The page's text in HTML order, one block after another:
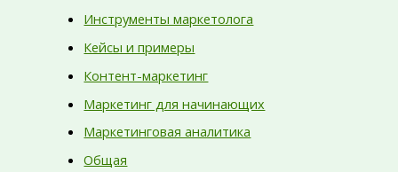
Инструменты маркетолога
Кейсы и примеры
Контент-маркетинг
Маркетинг для начинающих
Маркетинговая аналитика
Общая